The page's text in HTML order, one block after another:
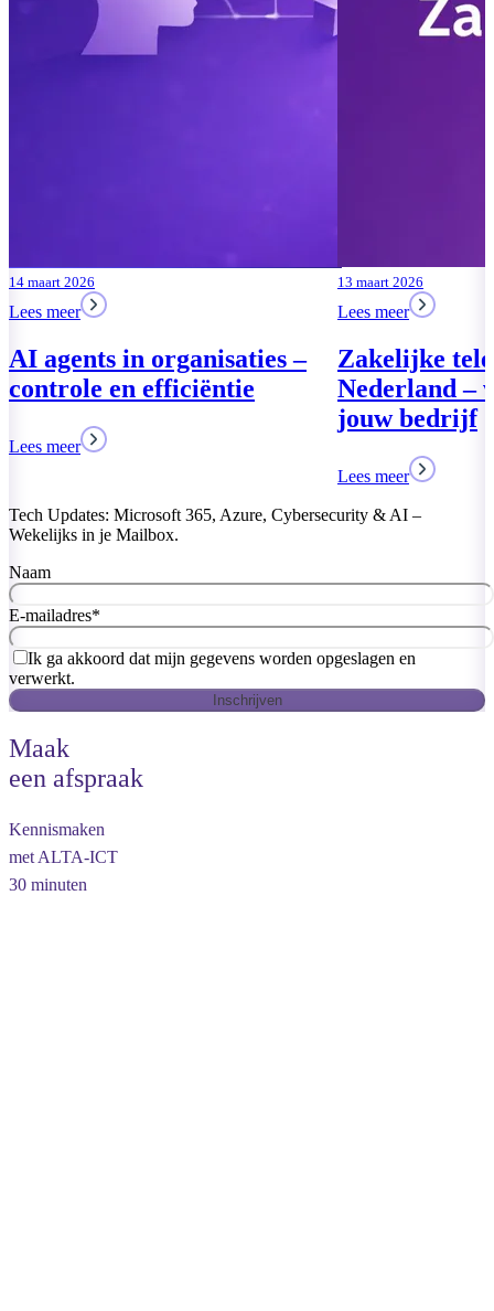
13 maart 2026
Lees meer
Zakelijke telefonie
Nederland – wat past bij
jouw bedrijf
Tech Updates: Microsoft 365, Azure, Cybersecurity & AI –
Wekelijks in je Mailbox.
Naam
E-mailadres*
Ik ga akkoord dat mijn gegevens worden opgeslagen en
verwerkt.
Inschrijven
Maak
een afspraak
Kennismaken
met ALTA-ICT
30 minuten